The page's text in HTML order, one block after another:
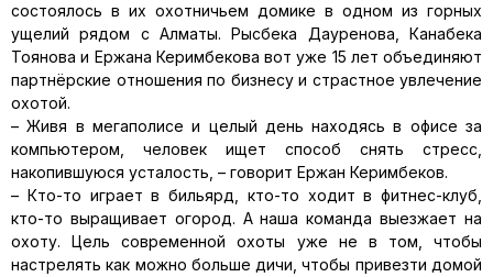
состоялось в их охотничьем домике в одном из горных
ущелий рядом с Алматы. Рысбека Дауренова, Канабека
Тоянова и Ержана Керимбекова вот уже 15 лет объединяют
партнёрские отношения по бизнесу и страстное увлечение
охотой.
– Живя в мегаполисе и целый день находясь в офисе за
компьютером, человек ищет способ снять стресс,
накопившуюся усталость, – говорит Ержан Керимбеков.
– Кто-то играет в бильярд, кто-то ходит в фитнес-клуб,
кто-то выращивает огород. А наша команда выезжает на
охоту. Цель современной охоты уже не в том, чтобы
настрелять как можно больше дичи, чтобы привезти домой